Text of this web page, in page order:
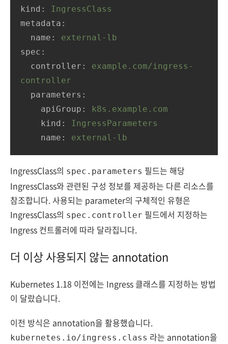
kind : IngressClass
metadata :
name : external-lb
spec :
controller : example.com/ingress-
controller
parameters :
apiGroup :
k8s.example.com
kind : IngressParameters
name : external-lb
IngressClass의 spec.parameters 필드는 해당
IngressClass와 관련된 구성 정보를 제공하는 다른 리소스를
참조합니다. 사용되는 parameter의 구체적인 유형은
IngressClass의 spec.controller 필드에서 지정하는
Ingress 컨트롤러에 따라 달라집니다.
더 이상 사용되지 않는 annotation
Kubernetes 1.18 이전에는 Ingress 클래스를 지정하는 방법
이 달랐습니다.
이전 방식은 annotation을 활용했습니다.
kubernetes.io/ingress.class 라는 annotation을